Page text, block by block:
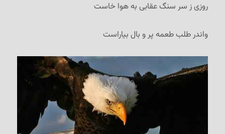
روزی ز سر سنگ عقابی به هوا خاست
واندر طلب طعمه پر و بال بیاراست